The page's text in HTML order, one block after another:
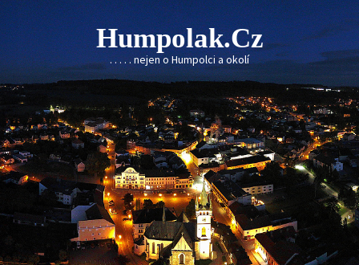
Skip
to
content
Humpolak.cz
. . . . . nejen o Humpolci a okolí